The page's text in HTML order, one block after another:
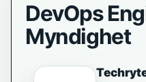
DevOps
Myndighet